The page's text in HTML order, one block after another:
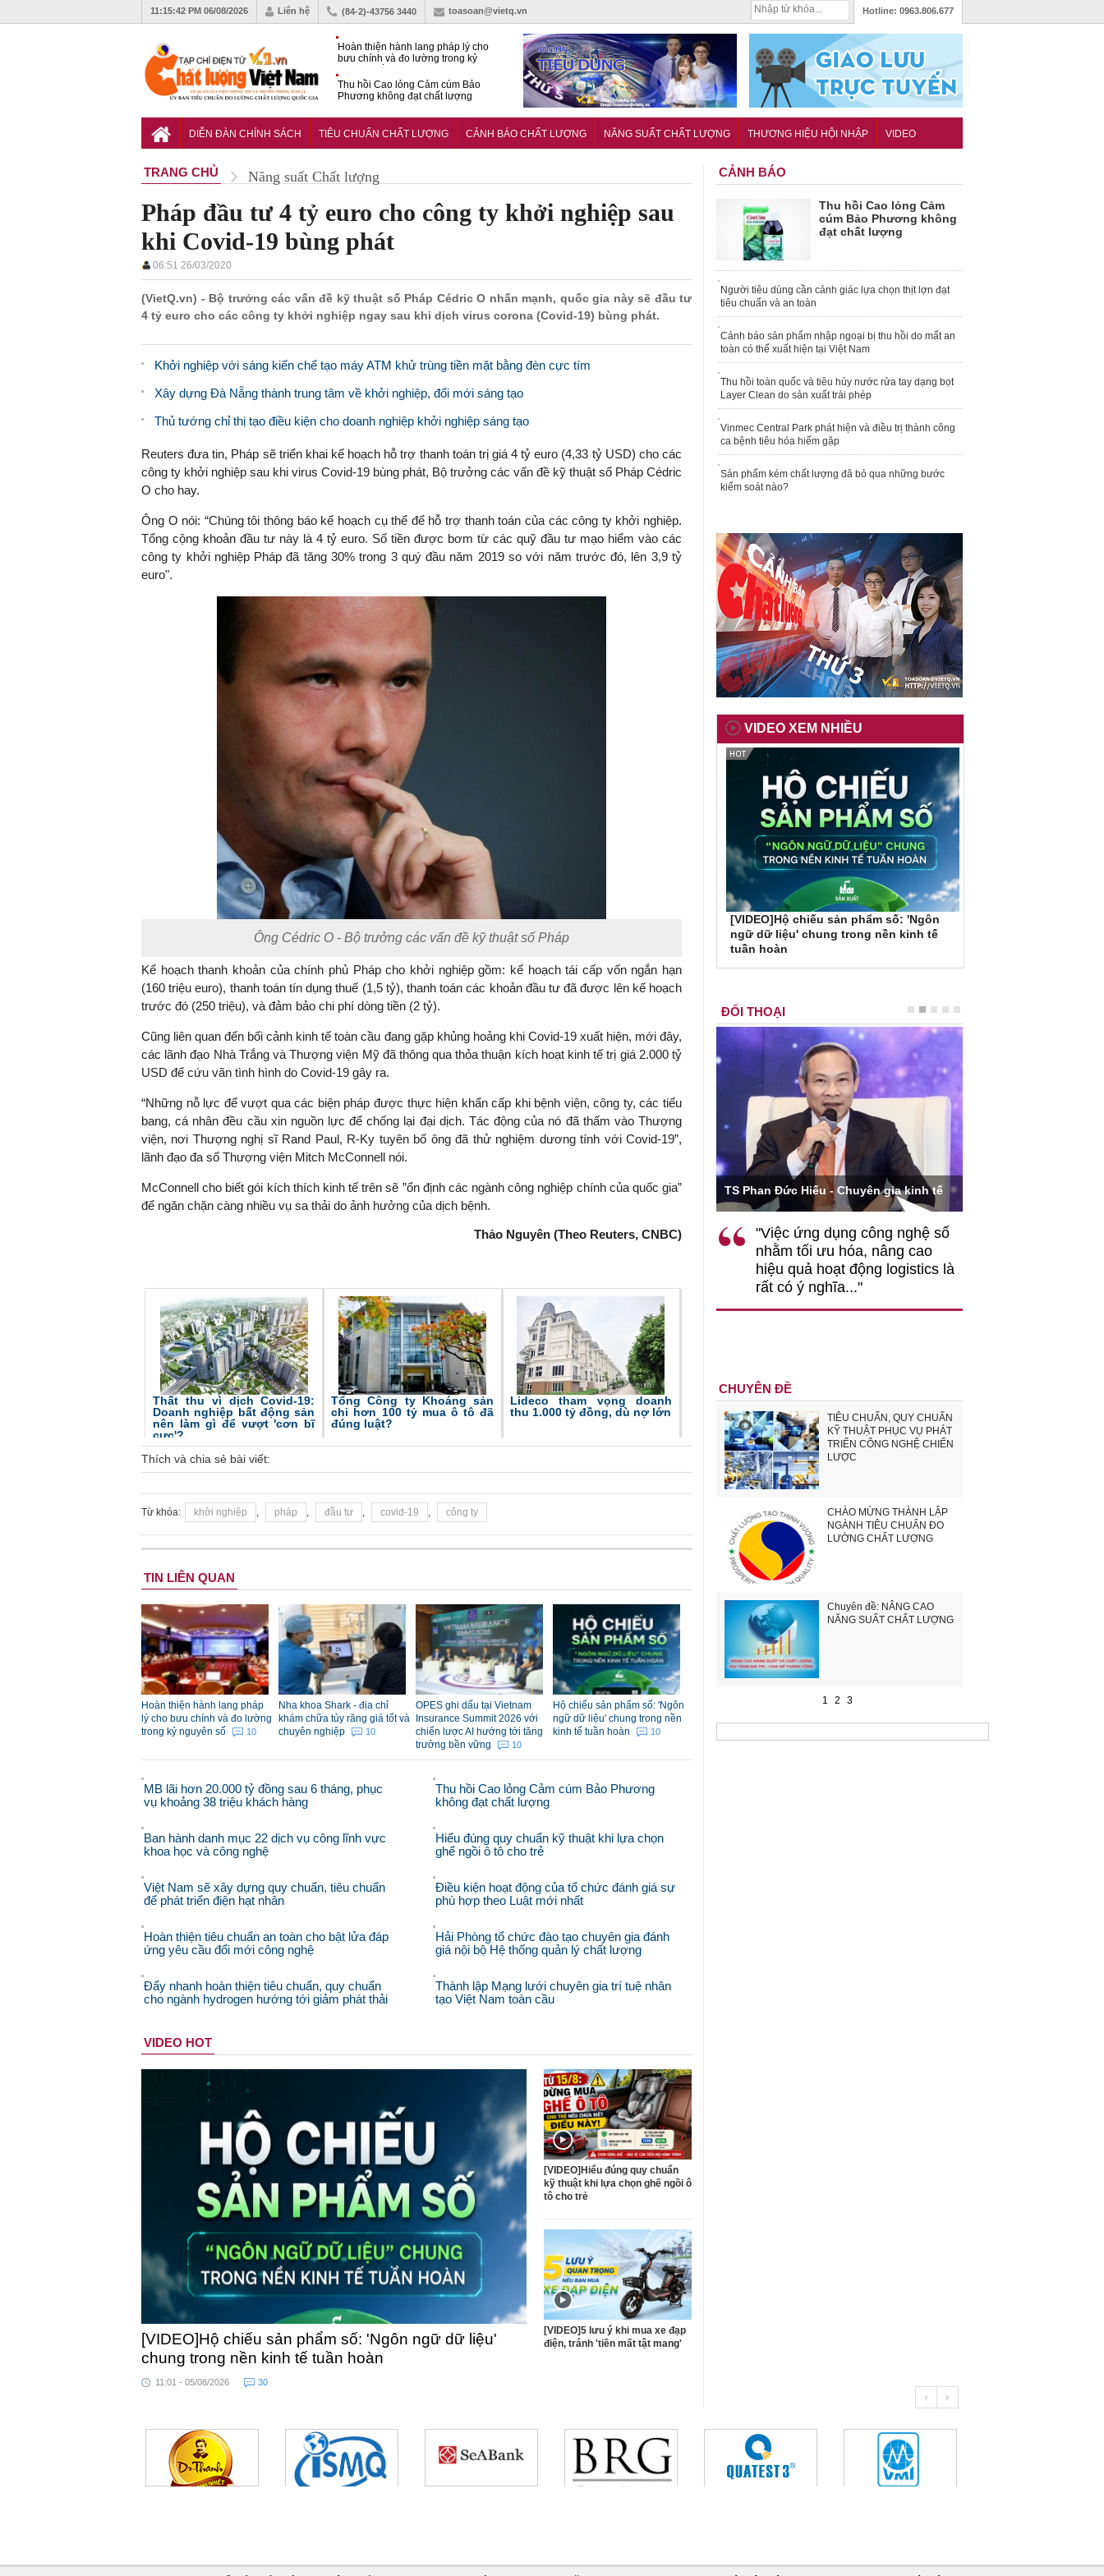
11:15:43 PM 06/08/2026 Liên hệ (84-2)-43756 3440 toasoan@vietq.vn Hotline: 0963.806.677
Hoàn thiện hành lang pháp lý cho
bưu chính và đo lường trong kỷ
Thu hồi Cao lỏng Cảm cúm Bảo
Phương không đạt chất lượng
công lĩnh vực khoa học và công
DIỄN ĐÀN CHÍNH SÁCH TIÊU CHUẨN CHẤT LƯỢNG CẢNH BÁO CHẤT LƯỢNG NĂNG SUẤT CHẤT LƯỢNG THƯƠNG HIỆU HỘI NHẬP VIDEO
TRANG CHỦ Năng suất Chất lượng
Pháp đầu tư 4 tỷ euro cho công ty khởi nghiệp sau
khi Covid-19 bùng phát
06:51 26/03/2020
(VietQ.vn) - Bộ trưởng các vấn đề kỹ thuật số Pháp Cédric O nhấn mạnh, quốc gia này sẽ đầu tư
4 tỷ euro cho các công ty khởi nghiệp ngay sau khi dịch virus corona (Covid-19) bùng phát.
Khởi nghiệp với sáng kiến chế tạo máy ATM khử trùng tiền mặt bằng đèn cực tím
Xây dựng Đà Nẵng thành trung tâm về khởi nghiệp, đổi mới sáng tạo
Thủ tướng chỉ thị tạo điều kiện cho doanh nghiệp khởi nghiệp sáng tạo
Reuters đưa tin, Pháp sẽ triển khai kế hoạch hỗ trợ thanh toán trị giá 4 tỷ euro (4,33 tỷ USD) cho các
công ty khởi nghiệp sau khi virus Covid-19 bùng phát, Bộ trưởng các vấn đề kỹ thuật số Pháp Cédric
O cho hay.
Ông O nói: “Chúng tôi thông báo kế hoạch cụ thể để hỗ trợ thanh toán của các công ty khởi nghiệp.
Tổng cộng khoản đầu tư này là 4 tỷ euro. Số tiền được bơm từ các quỹ đầu tư mạo hiểm vào các
công ty khởi nghiệp Pháp đã tăng 30% trong 3 quý đầu năm 2019 so với năm trước đó, lên 3,9 tỷ
euro".
Ông Cédric O - Bộ trưởng các vấn đề kỹ thuật số Pháp
Kế hoạch thanh khoản của chính phủ Pháp cho khởi nghiệp gồm: kế hoạch tái cấp vốn ngắn hạn
(160 triệu euro), thanh toán tín dụng thuế (1,5 tỷ), thanh toán các khoản đầu tư đã được lên kế hoạch
trước đó (250 triệu), và đảm bảo chi phí dòng tiền (2 tỷ).
Cũng liên quan đến bối cảnh kinh tế toàn cầu đang gặp khủng hoảng khi Covid-19 xuất hiện, mới đây,
các lãnh đạo Nhà Trắng và Thượng viện Mỹ đã thông qua thỏa thuận kích hoạt kinh tế trị giá 2.000 tỷ
USD để cứu vãn tình hình do Covid-19 gây ra.
“Những nỗ lực để vượt qua các biện pháp được thực hiện khẩn cấp khi bệnh viện, công ty, các tiểu
bang, cá nhân đều cầu xin nguồn lực để chống lại đại dịch. Tác động của nó đã thấm vào Thượng
viện, nơi Thượng nghị sĩ Rand Paul, R-Ky tuyên bố ông đã thử nghiệm dương tính với Covid-19”,
lãnh đạo đa số Thượng viện Mitch McConnell nói.
McConnell cho biết gói kích thích kinh tế trên sẽ ”ổn định các ngành công nghiệp chính của quốc gia”
để ngăn chặn càng nhiều vụ sa thải do ảnh hưởng của dịch bệnh.
Thảo Nguyên (Theo Reuters, CNBC)
Thất thu vì dịch Covid-19:
Doanh nghiệp bất động sản
nên làm gì để vượt 'cơn bĩ
cực'?
Tổng Công ty Khoáng sản
chi hơn 100 tỷ mua ô tô đã
đúng luật?
Lideco tham vọng doanh
thu 1.000 tỷ đồng, dù nợ lớn
Thích và chia sẻ bài viết:
Từ khóa: khởi nghiệp , pháp , đầu tư , covid-19 , công ty
TIN LIÊN QUAN
Hoàn thiện hành lang pháp
lý cho bưu chính và đo lường
trong kỷ nguyên số
10
Nha khoa Shark - địa chỉ
khám chữa tủy răng giá tốt và
chuyên nghiệp
10
OPES ghi dấu tại Vietnam
Insurance Summit 2026 với
chiến lược AI hướng tới tăng
trưởng bền vững
10
Hộ chiếu sản phẩm số: 'Ngôn
ngữ dữ liệu' chung trong nền
kinh tế tuần hoàn
10
MB lãi hơn 20.000 tỷ đồng sau 6 tháng, phục
vụ khoảng 38 triệu khách hàng
Ban hành danh mục 22 dịch vụ công lĩnh vực
khoa học và công nghệ
Việt Nam sẽ xây dựng quy chuẩn, tiêu chuẩn
để phát triển điện hạt nhân
Hoàn thiện tiêu chuẩn an toàn cho bật lửa đáp
ứng yêu cầu đổi mới công nghệ
Đẩy nhanh hoàn thiện tiêu chuẩn, quy chuẩn
cho ngành hydrogen hướng tới giảm phát thải
Thu hồi Cao lỏng Cảm cúm Bảo Phương
không đạt chất lượng
Hiểu đúng quy chuẩn kỹ thuật khi lựa chọn
ghế ngồi ô tô cho trẻ
Điều kiện hoạt động của tổ chức đánh giá sự
phù hợp theo Luật mới nhất
Hải Phòng tổ chức đào tạo chuyên gia đánh
giá nội bộ Hệ thống quản lý chất lượng
Thành lập Mạng lưới chuyên gia trí tuệ nhân
tạo Việt Nam toàn cầu
VIDEO HOT
[VIDEO]Hộ chiếu sản phẩm số: 'Ngôn ngữ dữ liệu'
chung trong nền kinh tế tuần hoàn
11:01 - 05/08/2026 30
[VIDEO]Hiểu đúng quy chuẩn
kỹ thuật khi lựa chọn ghế ngồi ô
tô cho trẻ
[VIDEO]5 lưu ý khi mua xe đạp
điện, tránh 'tiền mất tật mang'
CẢNH BÁO
Thu hồi Cao lỏng Cảm
cúm Bảo Phương không
đạt chất lượng
Người tiêu dùng cần cảnh giác lựa chọn thịt lợn đạt
tiêu chuẩn và an toàn
Cảnh báo sản phẩm nhập ngoại bị thu hồi do mất an
toàn có thể xuất hiện tại Việt Nam
Thu hồi toàn quốc và tiêu hủy nước rửa tay dạng bọt
Layer Clean do sản xuất trái phép
Vinmec Central Park phát hiện và điều trị thành công
ca bệnh tiêu hóa hiếm gặp
Sản phẩm kém chất lượng đã bỏ qua những bước
kiểm soát nào?
VIDEO XEM NHIỀU
[VIDEO]Hộ chiếu sản phẩm số: 'Ngôn
ngữ dữ liệu' chung trong nền kinh tế
tuần hoàn
ĐỐI THOẠI
Viện Kinh tế Tài chính
đầu tư cho khoa học công
nghệ; ban hành các cơ chế
khuyến khích đổi mới sáng tạo,
khởi nghiệp..."
Việc sử dụng hiệu quả chính
đóng vai trò tạo nền tảng cho
tăng trưởng bền vững dài hạn.
TS Phan Đức Hiếu - Chuyên gia kinh tế
"Việc ứng dụng công nghệ số
nhằm tối ưu hóa, nâng cao
hiệu quả hoạt động logistics là
rất có ý nghĩa..."
CHUYÊN ĐỀ
TIÊU CHUẨN, QUY CHUẨN
KỸ THUẬT PHỤC VỤ PHÁT
TRIỂN CÔNG NGHỆ CHIẾN
LƯỢC
CHÀO MỪNG THÀNH LẬP
NGÀNH TIÊU CHUẨN ĐO
LƯỜNG CHẤT LƯỢNG
Chuyên đề: NÂNG CAO
NĂNG SUẤT CHẤT LƯỢNG
1 2 3